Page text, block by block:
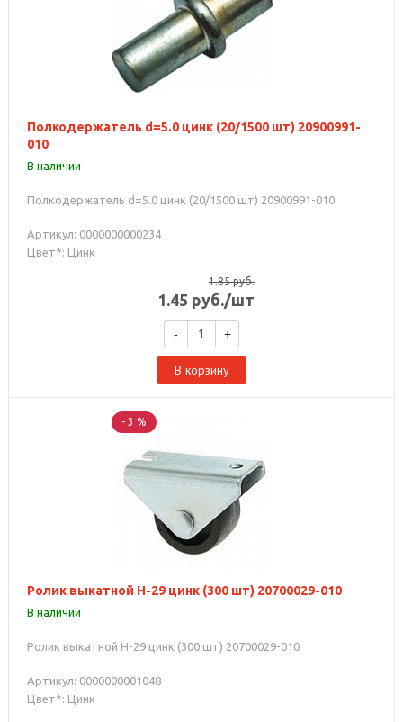
Полкодержатель d=5.0 цинк (20/1500 шт) 20900991-
010
В наличии
Полкодержатель d=5.0 цинк (20/1500 шт) 20900991-010
Артикул: 0000000000234
Цвет*: Цинк
1.85руб.
1.45 руб./шт
- +
В корзину
- 3 %
Ролик выкатной Н-29 цинк (300 шт) 20700029-010
В наличии
Ролик выкатной Н-29 цинк (300 шт) 20700029-010
Артикул: 0000000001048
Цвет*: Цинк